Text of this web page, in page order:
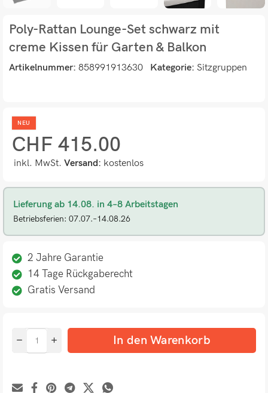
Poly-Rattan Lounge-Set schwarz mit
creme Kissen für Garten & Balkon
Artikelnummer: 858991913630 Kategorie: Sitzgruppen
NEU
CHF 415.00
inkl. MwSt. Versand: kostenlos
Lieferung ab 14.08. in 4–8 Arbeitstagen
Betriebsferien: 07.07.–14.08.26
2 Jahre Garantie
14 Tage Rückgaberecht
Gratis Versand
In den Warenkorb